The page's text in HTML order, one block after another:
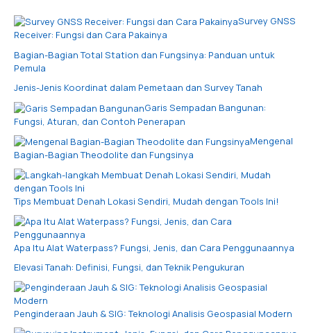
Survey GNSS
Receiver: Fungsi dan Cara Pakainya
Bagian-Bagian Total Station dan Fungsinya: Panduan untuk
Pemula
Jenis-Jenis Koordinat dalam Pemetaan dan Survey Tanah
Garis Sempadan Bangunan:
Fungsi, Aturan, dan Contoh Penerapan
Mengenal
Bagian-Bagian Theodolite dan Fungsinya
Tips Membuat Denah Lokasi Sendiri, Mudah dengan Tools Ini!
Apa Itu Alat Waterpass? Fungsi, Jenis, dan Cara Penggunaannya
Elevasi Tanah: Definisi, Fungsi, dan Teknik Pengukuran
Penginderaan Jauh & SIG: Teknologi Analisis Geospasial Modern